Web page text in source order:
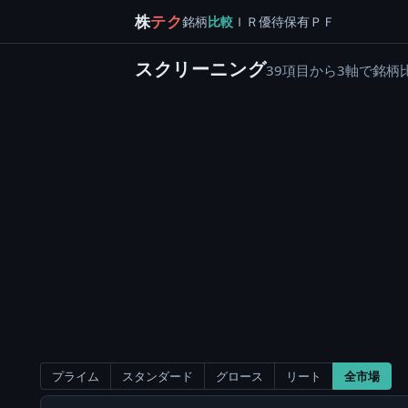
株テク銘柄比較 ＩＲ優待保有ＰＦ
スクリーニング39項目から3軸で銘柄
プライム スタンダード グロース リート 全市場